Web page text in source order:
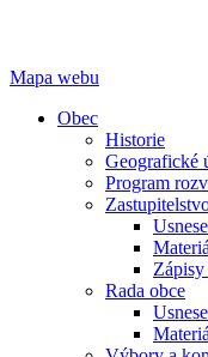
Mapa webu
Obec
Historie
Geografické
Program
Zápisy
Rada obce